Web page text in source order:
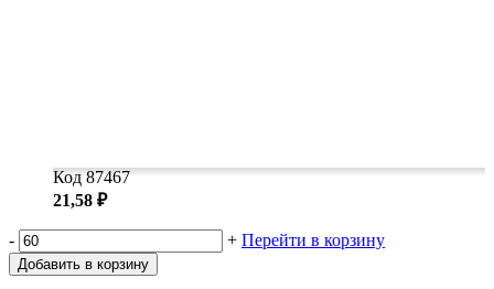
Код 87467
21,58 ₽
- + Перейти в корзину
Добавить в корзину